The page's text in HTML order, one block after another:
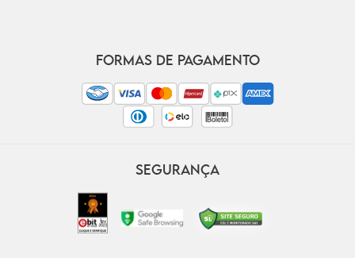
FORMAS DE PAGAMENTO
SEGURANÇA